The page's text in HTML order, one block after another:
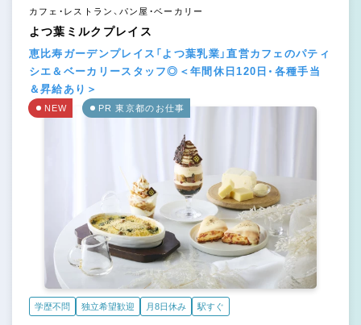
カフェ・レストラン、パン屋・ベーカリー
よつ葉ミルクプレイス
恵比寿ガーデンプレイス「よつ葉乳業」直営カフェのパティ
シエ＆ベーカリースタッフ◎＜年間休日120日・各種手当
＆昇給あり＞
NEW PR 東京都のお仕事
学歴不問 独立希望歓迎 月8日休み 駅すぐ